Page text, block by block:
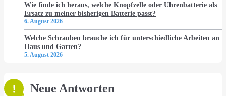
Wie finde ich heraus, welche Knopfzelle oder Uhrenbatterie als
Ersatz zu meiner bisherigen Batterie passt?
6. August 2026
Welche Schrauben brauche ich für unterschiedliche Arbeiten an
Haus und Garten?
5. August 2026
Neue Antworten